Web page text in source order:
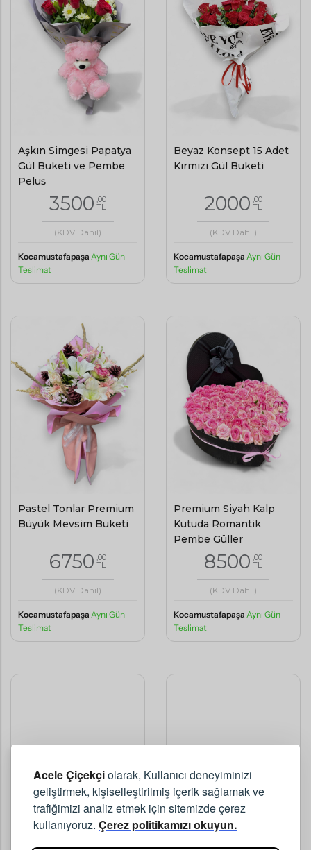
Acele Çiçekçiolarak, Kullanıcı deneyiminizi
geliştirmek, kişiselleştirilmiş içerik sağlamak ve
trafiğimizi analiz etmek için sitemizde çerez
kullanıyoruz. Çerez politikamızı okuyun.
Aşkın Simgesi Papatya
Gül Buketi ve Pembe
Peluş
3500 ,00
TL
(KDV Dahil)
Kocamustafapaşa Aynı Gün
Teslimat
Beyaz Konsept 15 Adet
Kırmızı Gül Buketi
2000 ,00
TL
(KDV Dahil)
Kocamustafapaşa Aynı Gün
Teslimat
Pastel Tonlar Premium
Büyük Mevsim Buketi
6750 ,00
TL
(KDV Dahil)
Kocamustafapaşa Aynı Gün
Teslimat
Premium Siyah Kalp
Kutuda Romantik
Pembe Güller
8500 ,00
TL
(KDV Dahil)
Kocamustafapaşa Aynı Gün
Teslimat